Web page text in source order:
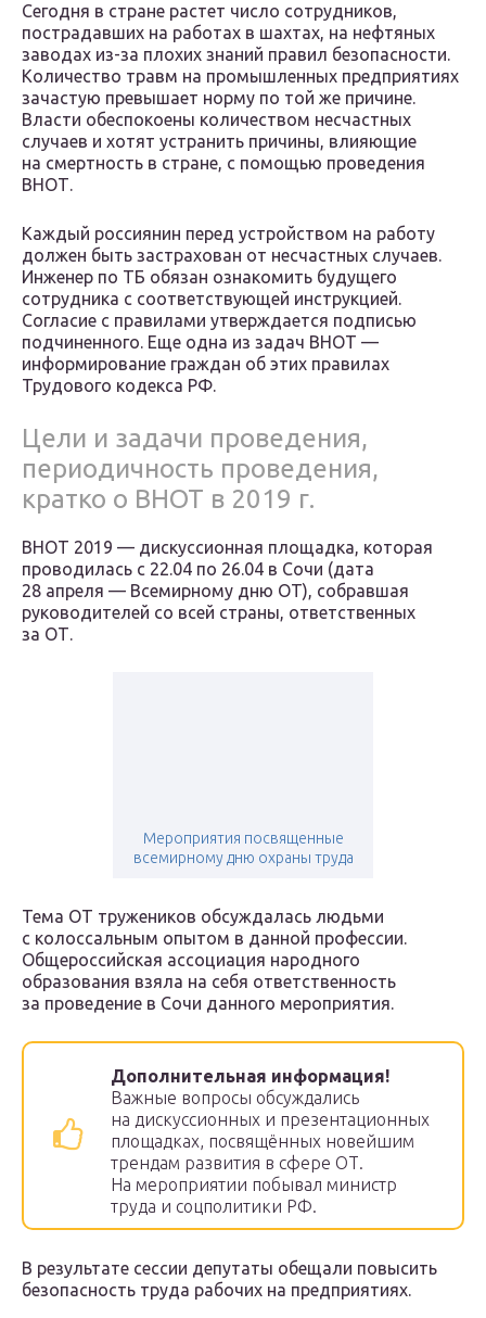
Сегодня в стране растет число сотрудников,
пострадавших на работах в шахтах, на нефтяных
заводах из-за плохих знаний правил безопасности.
Количество травм на промышленных предприятиях
зачастую превышает норму по той же причине.
Власти обеспокоены количеством несчастных
случаев и хотят устранить причины, влияющие
на смертность в стране, с помощью проведения
ВНОТ.
Каждый россиянин перед устройством на работу
должен быть застрахован от несчастных случаев.
Инженер по ТБ обязан ознакомить будущего
сотрудника с соответствующей инструкцией.
Согласие с правилами утверждается подписью
подчиненного. Еще одна из задач ВНОТ —
информирование граждан об этих правилах
Трудового кодекса РФ.
Цели и задачи проведения,
периодичность проведения,
кратко о ВНОТ в 2019 г.
ВНОТ 2019 — дискуссионная площадка, которая
проводилась с 22.04 по 26.04 в Сочи (дата
28 апреля — Всемирному дню ОТ), собравшая
руководителей со всей страны, ответственных
за ОТ.
Мероприятия посвященные
всемирному дню охраны труда
Тема ОТ тружеников обсуждалась людьми
с колоссальным опытом в данной профессии.
Общероссийская ассоциация народного
образования взяла на себя ответственность
за проведение в Сочи данного мероприятия.
Дополнительная информация!
Важные вопросы обсуждались
на дискуссионных и презентационных
площадках, посвящённых новейшим
трендам развития в сфере ОТ.
На мероприятии побывал министр
труда и соцполитики РФ.
В результате сессии депутаты обещали повысить
безопасность труда рабочих на предприятиях.